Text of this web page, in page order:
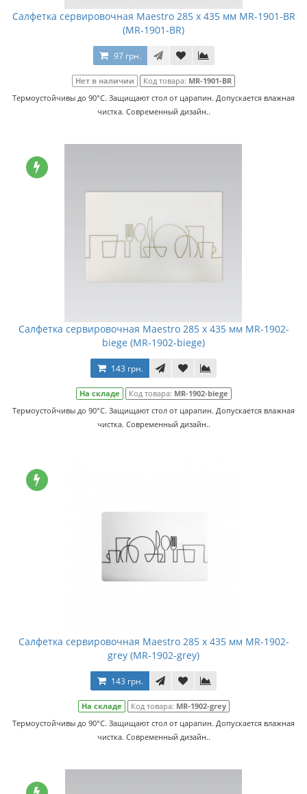
Салфетка сервировочная Maestro 285 x 435 мм MR-1901-BR
(MR-1901-BR)
97 грн.
Нет в наличии Код товара: MR-1901-BR
Термоустойчивы до 90°С. Защищают стол от царапин. Допускается влажная
чистка. Cовременный дизайн..
Салфетка сервировочная Maestro 285 x 435 мм MR-1902-
biege (MR-1902-biege)
143 грн.
На складе Код товара: MR-1902-biege
Термоустойчивы до 90°С. Защищают стол от царапин. Допускается влажная
чистка. Cовременный дизайн..
Салфетка сервировочная Maestro 285 x 435 мм MR-1902-
grey (MR-1902-grey)
143 грн.
На складе Код товара: MR-1902-grey
Термоустойчивы до 90°С. Защищают стол от царапин. Допускается влажная
чистка. Cовременный дизайн..